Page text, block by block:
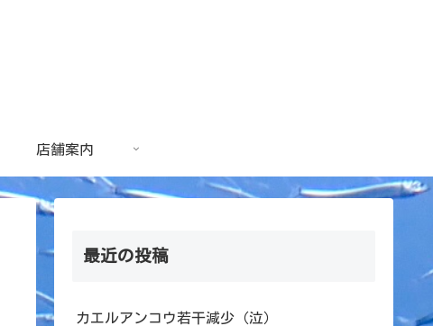
店舗案内
最近の投稿
カエルアンコウ若干減少（泣）